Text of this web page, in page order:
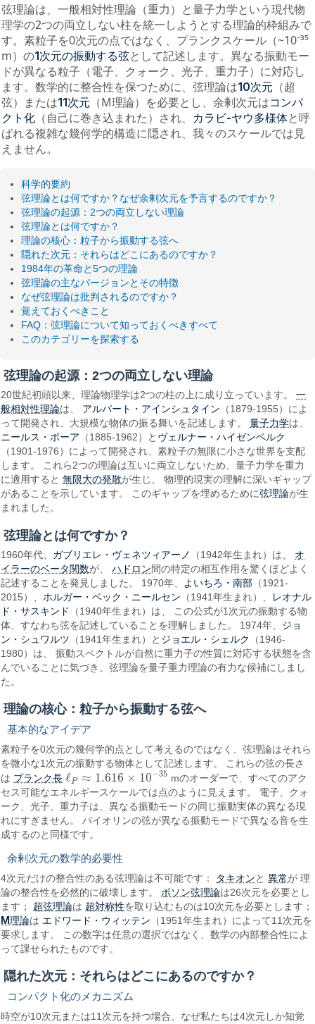
弦理論は、一般相対性理論（重力）と量子力学という現代物
理学の2つの両立しない柱を統一しようとする理論的枠組みで
す。素粒子を0次元の点ではなく、プランクスケール（~10⁻³⁵
m）の1次元の振動する弦として記述します。異なる振動モー
ドが異なる粒子（電子、クォーク、光子、重力子）に対応し
ます。数学的に整合性を保つために、弦理論は10次元 （超
弦）または11次元 （M理論）を必要とし、余剰次元はコンパ
クト化（自己に巻き込まれた）され、 カラビ-ヤウ多様体と呼
ばれる複雑な幾何学的構造に隠され、我々のスケールでは見
えません。
科学的要約
弦理論とは何ですか？なぜ余剰次元を予言するのですか？
弦理論の起源：2つの両立しない理論
弦理論とは何ですか？
理論の核心：粒子から振動する弦へ
隠れた次元：それらはどこにあるのですか？
1984年の革命と5つの理論
弦理論の主なバージョンとその特徴
なぜ弦理論は批判されるのですか？
覚えておくべきこと
FAQ：弦理論について知っておくべきすべて
このカテゴリーを探索する
弦理論の起源：2つの両立しない理論
20世紀初頭以来、理論物理学は2つの柱の上に成り立っています。一
般相対性理論は、 アルバート・アインシュタイン （1879-1955）によ
って開発され、大規模な物体の振る舞いを記述します。量子力学は、
ニールス・ボーア （1885-1962）と ヴェルナー・ハイゼンベルク
（1901-1976）によって開発され、素粒子の無限に小さな世界を支配
します。 これら2つの理論は互いに両立しないため、量子力学を重力
に適用すると無限大の発散が生じ、 物理的現実の理解に深いギャップ
があることを示しています。 このギャップを埋めるために弦理論が生
まれました。
弦理論とは何ですか？
1960年代、 ガブリエレ・ヴェネツィアーノ （1942年生まれ）は、 オ
イラーのベータ関数が、ハドロン間の特定の相互作用を驚くほどよく
記述することを発見しました。 1970年、 よいちろ・南部 （1921-
2015）、 ホルガー・ベック・ニールセン （1941年生まれ）、 レオナル
ド・サスキンド
（1940年生まれ）は、 この公式が1次元の振動する物
体、すなわち弦を記述していることを理解しました。 1974年、 ジョ
ン・シュワルツ （1941年生まれ）と ジョエル・シェルク
（1946-
1980）は、 振動スペクトルが自然に重力子の性質に対応する状態を含
んでいることに気づき、弦理論を量子重力理論の有力な候補にしまし
た。
理論の核心：粒子から振動する弦へ
基本的なアイデア
素粒子を0次元の幾何学的点として考えるのではなく、弦理論はそれら
を微小な1次元の振動する物体として記述します。 これらの弦の長さ
は プランク長 ℓP ≈ 1.616 × 10−35
ℓP≈ 1.616×10 −35
mのオーダーで、すべてのアク
セス可能なエネルギースケールでは点のように見えます。 電子、クォ
ーク、光子、重力子は、異なる振動モードの同じ振動実体の異なる現
れにすぎません。 バイオリンの弦が異なる振動モードで異なる音を生
成するのと同様です。
余剰次元の数学的必要性
4次元だけの整合性のある弦理論は不可能です： タキオンと異常が 理
論の整合性を必然的に破壊します。 ボソン弦理論は26次元を必要とし
ます； 超弦理論は 超対称性を取り込むものは10次元を必要とします；
M理論は エドワード・ウィッテン （1951年生まれ）によって11次元を
要求します。 この数字は任意の選択ではなく、数学の内部整合性によ
って課せられたものです。
隠れた次元：それらはどこにあるのですか？
コンパクト化のメカニズム
時空が10次元または11次元を持つ場合、なぜ私たちは4次元しか知覚